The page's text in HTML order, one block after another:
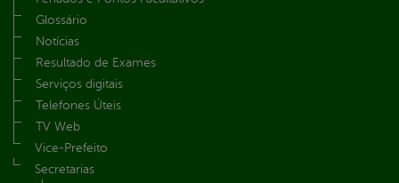
Glossário
Notícias
Resultado de Exames
Serviços digitais
Telefones Úteis
TV Web
Vice-Prefeito
Secretarias